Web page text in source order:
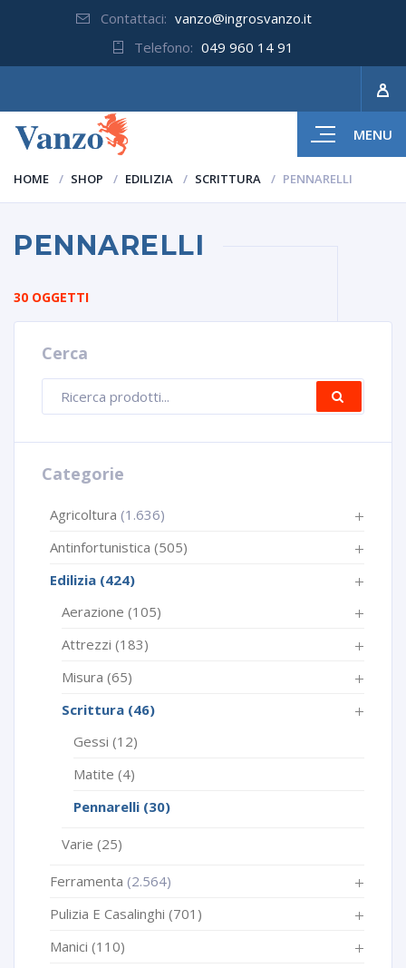
Contattaci: vanzo@ingrosvanzo.it
Telefono: 049 960 14 91
MENU
HOME SHOP EDILIZIA SCRITTURA PENNARELLI
PENNARELLI
30 OGGETTI
Cerca
prodotti
Categorie
Agricoltura (1.636)
Antinfortunistica (505)
Edilizia (424)
Aerazione (105)
Attrezzi (183)
Misura (65)
Scrittura (46)
Gessi (12)
Matite (4)
Pennarelli (30)
Varie (25)
Ferramenta (2.564)
Pulizia E Casalinghi (701)
Manici (110)